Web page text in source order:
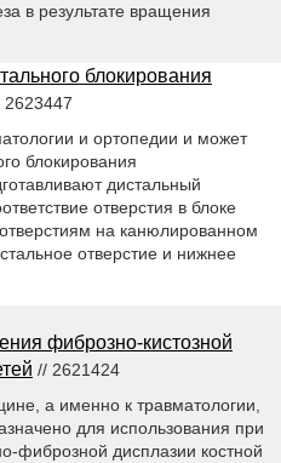
в результате вращения
блокирования
2623447
и ортопедии и может
блокирования
дистальный
отверстия в блоке
на канюлированном
отверстие и нижнее
фиброзно-кистозной
// 2621424
а именно к травматологии,
для использования при
фиброзной дисплазии костной